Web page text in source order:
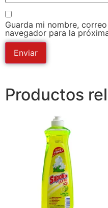
Guarda mi nombre,
navegador para la
Productos